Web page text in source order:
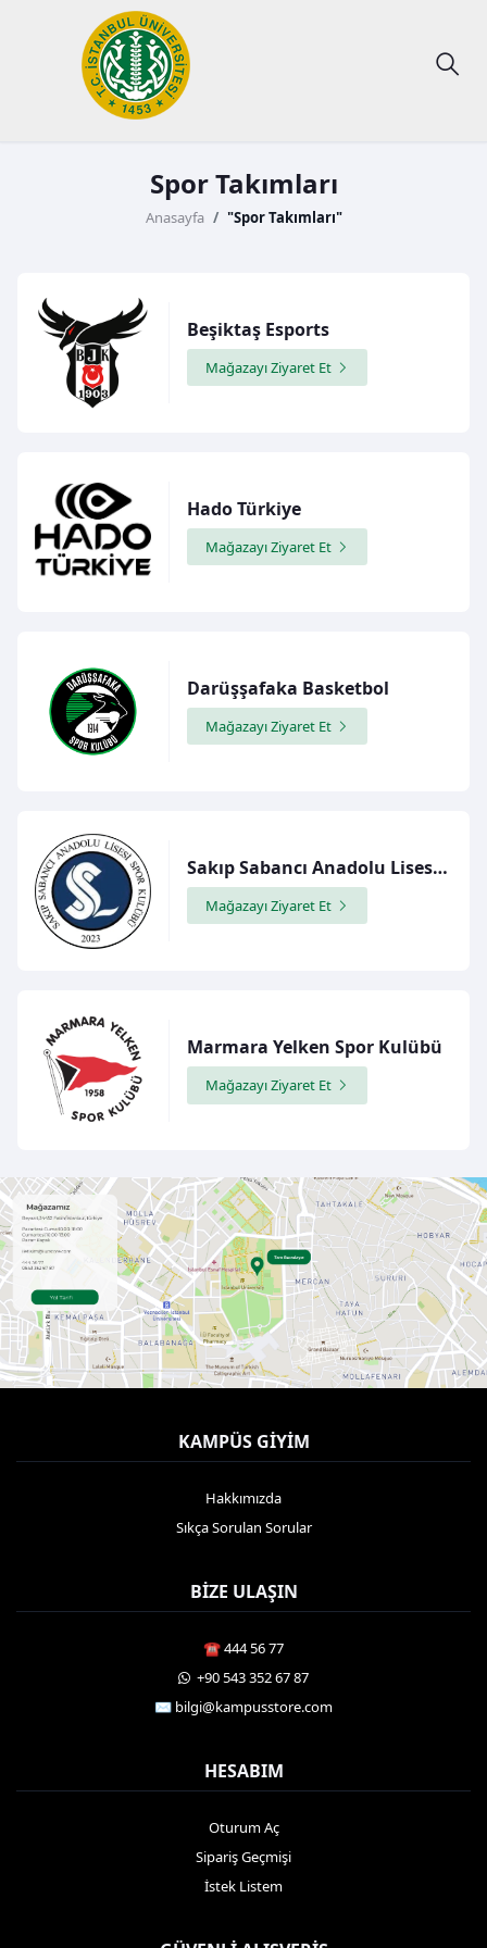
Spor Takımları
Anasayfa "Spor Takımları"
Beşiktaş Esports
Mağazayı Ziyaret Et
Hado Türkiye
Mağazayı Ziyaret Et
Darüşşafaka Basketbol
Mağazayı Ziyaret Et
Sakıp Sabancı Anadolu Lisesi Spor Kulübü
Mağazayı Ziyaret Et
Marmara Yelken Spor Kulübü
Mağazayı Ziyaret Et
KAMPÜS GIYIM
Hakkımızda
Sıkça Sorulan Sorular
BIZE ULAŞIN
☎️ 444 56 77
️ +90 543 352 67 87
✉️ bilgi@kampusstore.com
HESABIM
Oturum Aç
Sipariş Geçmişi
İstek Listem